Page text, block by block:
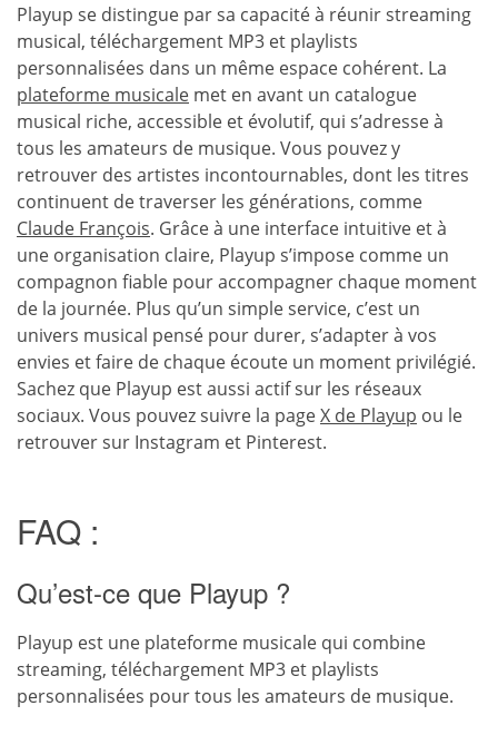
Playup se distingue par sa capacité à réunir streaming
musical, téléchargement MP3 et playlists
personnalisées dans un même espace cohérent. La
plateforme musicale met en avant un catalogue
musical riche, accessible et évolutif, qui s’adresse à
tous les amateurs de musique. Vous pouvez y
retrouver des artistes incontournables, dont les titres
continuent de traverser les générations, comme
Claude François. Grâce à une interface intuitive et à
une organisation claire, Playup s’impose comme un
compagnon fiable pour accompagner chaque moment
de la journée. Plus qu’un simple service, c’est un
univers musical pensé pour durer, s’adapter à vos
envies et faire de chaque écoute un moment privilégié.
Sachez que Playup est aussi actif sur les réseaux
sociaux. Vous pouvez suivre la pageX de Playup ou le
retrouver sur Instagram et Pinterest.
FAQ :
Qu’est-ce que Playup ?
Playup est une plateforme musicale qui combine
streaming, téléchargement MP3 et playlists
personnalisées pour tous les amateurs de musique.